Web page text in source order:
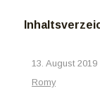
13. August 2019
Romy